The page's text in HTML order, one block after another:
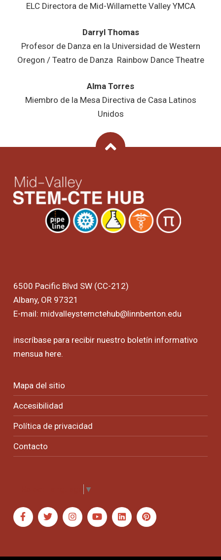
ELC Directora de Mid-Willamette Valley YMCA
Darryl Thomas
Profesor de Danza en la Universidad de Western
Oregon / Teatro de Danza Rainbow Dance Theatre
Alma Torres
Miembro de la Mesa Directiva de Casa Latinos
Unidos
Back To Top
6500 Pacific Blvd SW (CC-212)
Albany, OR 97321
E-mail: midvalleystemctehub@linnbenton.edu
inscríbase para recibir nuestro boletín informativo
mensua here.
Mapa del sitio
Accesibilidad
Política de privacidad
Contacto
▼